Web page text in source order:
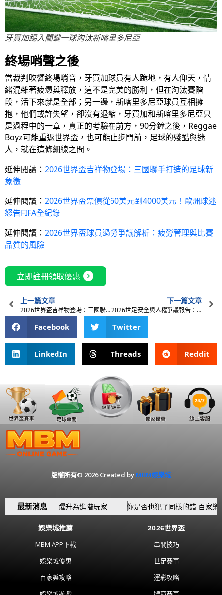
牙買加踢入關鍵一球淘汰新喀里多尼亞
終場哨聲之後
當裁判吹響終場哨音，牙買加球員有人跪地，有人仰天，情
緒混雜著疲憊與釋放，這不是完美的勝利，但在淘汰賽階
段，活下來就是全部；另一邊，新喀里多尼亞球員互相擁
抱，他們或許失望，卻沒有退縮，牙買加和新喀里多尼亞只
是過程中的一章，真正的考驗在前方，90分鐘之後，Reggae
Boyz可能重返世界盃，也可能止步門前，足球的殘酷與迷
人，就在這條細線之間。
延伸閱讀： 2026世界盃吉祥物登場：三國聯手打造的足球新
象徵
延伸閱讀： 2026世界盃票價從60美元到4000美元！歐洲球迷
怒告FIFA全紀錄
延伸閱讀： 2026世界盃球員過勞爭議解析：疲勞管理與比賽
品質的風險
立即註冊領取優惠 expand_circle_right
上一篇文章
2026世界盃吉祥物登場：三國聯手打造的足球新象徵
下一篇文章
2026世足安全與人權爭議報告：移民政策與維安機制盤點
Facebook Twitter
LinkedIn Threads Reddit
版權所有© 2026 Created by MBM娛樂城
最新消息
讓你從新手躍升為進階玩家 你是否也犯了同樣的錯 百家樂6個
娛樂城推薦
MBM APP下載
娛樂城優惠
百家樂攻略
2026世界盃
串關技巧
世足賽事
運彩攻略